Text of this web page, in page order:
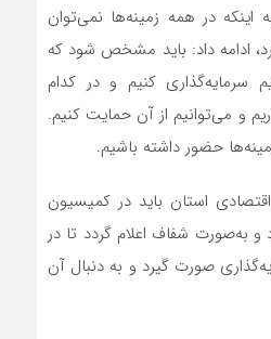
اینکه در همه زمینه‌ها نمی‌توان
ادامه داد: باید مشخص شود که
سرمایه‌گذاری کنیم و در کدام
و می‌توانیم از آن حمایت کنیم.
حضور داشته باشیم.
استان باید در کمیسیون
شفاف اعلام گردد تا در
صورت گیرد و به دنبال آن